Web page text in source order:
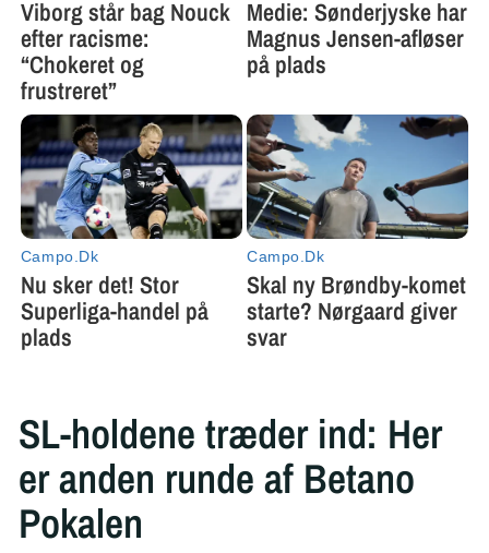
SL-holdene træder ind: Her
er anden runde af Betano
Pokalen